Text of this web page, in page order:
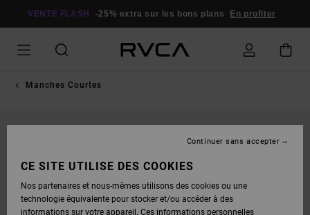
VENTE FLASH -25% extra sur les bons plans En profiter
Manches Courtes
CE SITE UTILISE DES COOKIES
Nos partenaires et nous-mêmes utilisons des cookies ou une
technologie équivalente pour stocker et/ou accéder à des
informations sur votre appareil. Ces informations personnelles
Continuer sans accepter